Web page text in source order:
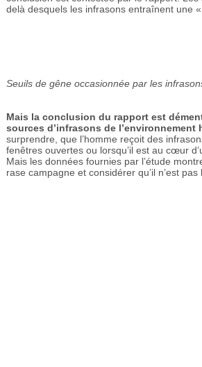
delà desquels les infrasons entraînent une
Seuils de gêne occasionnée par les
Mais la conclusion du rapport est
sources d’infrasons de l’environnement
surprendre, que l’homme reçoit des
fenêtres ouvertes ou lorsqu’il est au cœur
Mais les données fournies par l’étude
rase campagne et considérer qu’il n’est